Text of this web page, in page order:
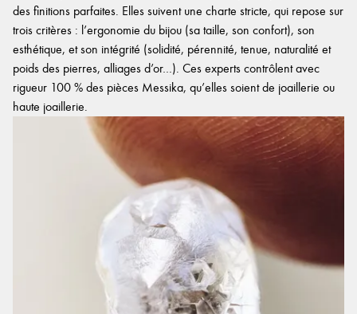
des finitions parfaites. Elles suivent une charte stricte, qui repose sur
trois critères : l’ergonomie du bijou (sa taille, son confort), son
esthétique, et son intégrité (solidité, pérennité, tenue, naturalité et
poids des pierres, alliages d’or…). Ces experts contrôlent avec
rigueur 100 % des pièces Messika, qu’elles soient de joaillerie ou
haute joaillerie.